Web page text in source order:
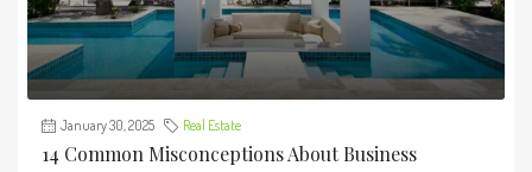
January 30, 2025 Real Estate
14 Common Misconceptions About Business